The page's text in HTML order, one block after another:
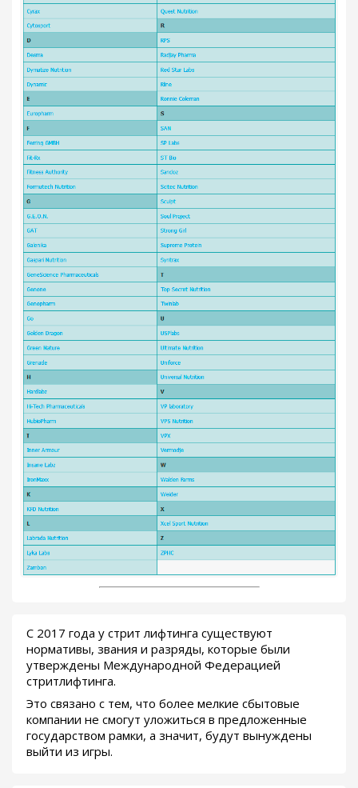
С 2017 года у стрит лифтинга существуют
нормативы, звания и разряды, которые были
утверждены Международной Федерацией
стритлифтинга.
Это связано с тем, что более мелкие сбытовые
компании не смогут уложиться в предложенные
государством рамки, а значит, будут вынуждены
выйти из игры.